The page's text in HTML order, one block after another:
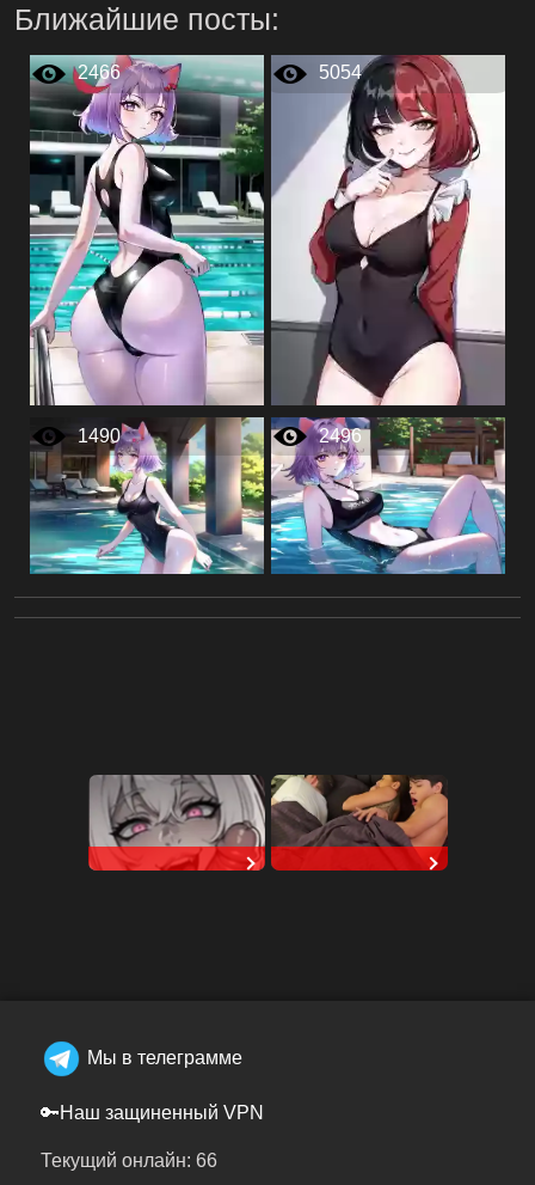
Ближайшие посты:
2466 5054
1490 2496
Мы в телеграмме
🔑Наш защиненный VPN
Текущий онлайн: 66